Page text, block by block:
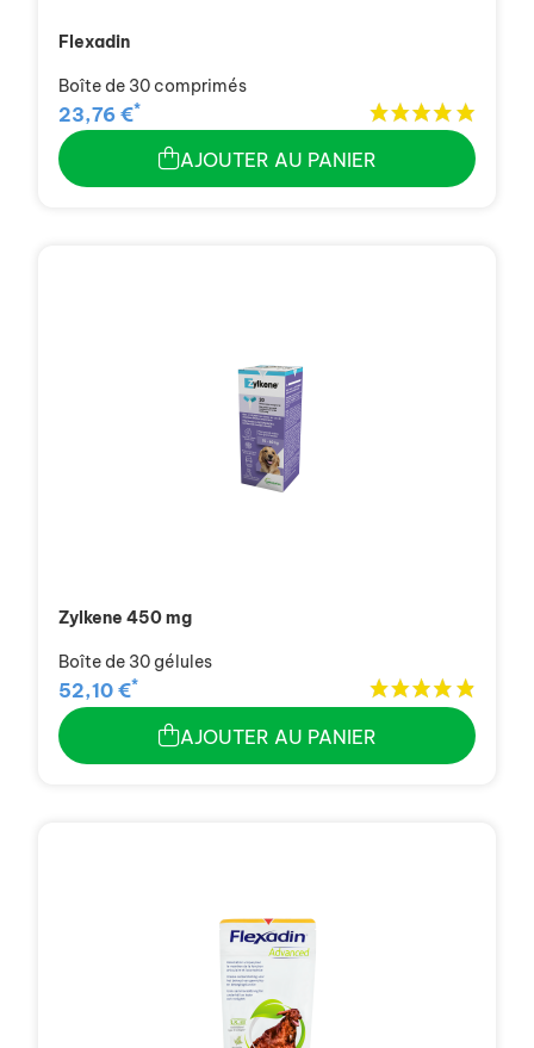
Flexadin
Boîte de 30 comprimés
23,76 €*
AJOUTER AU PANIER
Zylkene 450 mg
Boîte de 30 gélules
52,10 €*
AJOUTER AU PANIER